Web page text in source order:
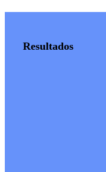
Resultados